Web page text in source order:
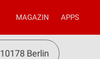
MAGAZIN APPS
10178 Berlin